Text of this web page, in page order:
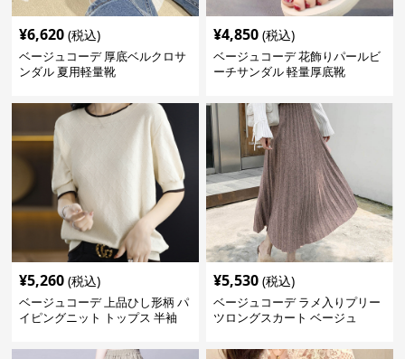
¥6,620 (税込)
ベージュコーデ 厚底ベルクロサ
ンダル 夏用軽量靴
¥4,850 (税込)
ベージュコーデ 花飾りパールビ
ーチサンダル 軽量厚底靴
¥5,260 (税込)
ベージュコーデ 上品ひし形柄 パ
イピングニット トップス 半袖
¥5,530 (税込)
ベージュコーデ ラメ入りプリー
ツロングスカート ベージュ